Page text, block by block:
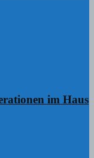
im Haus